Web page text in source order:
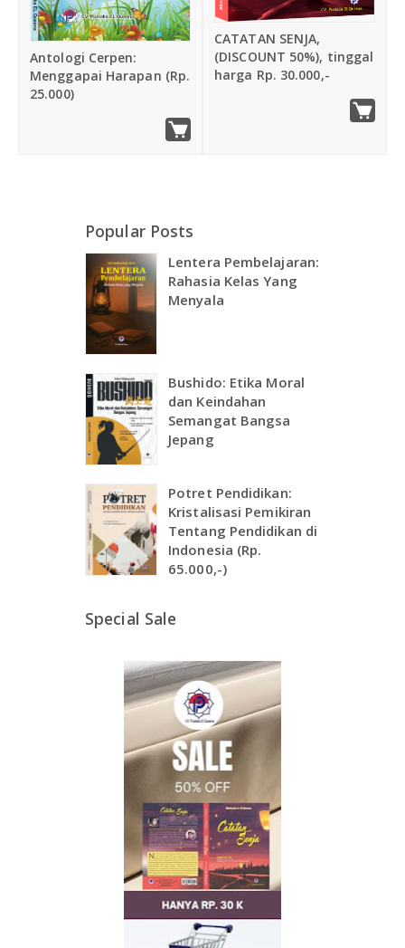
Antologi Cerpen:
Menggapai Harapan (Rp.
25.000)
CATATAN SENJA,
(DISCOUNT 50%), tinggal
harga Rp. 30.000,-
Popular Posts
Lentera Pembelajaran:
Rahasia Kelas Yang
Menyala
Bushido: Etika Moral
dan Keindahan
Semangat Bangsa
Jepang
Potret Pendidikan:
Kristalisasi Pemikiran
Tentang Pendidikan di
Indonesia (Rp.
65.000,-)
Special Sale